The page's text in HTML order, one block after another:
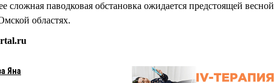
сложная паводковая обстановка ожидается предстоящей весной
областях.
Яна